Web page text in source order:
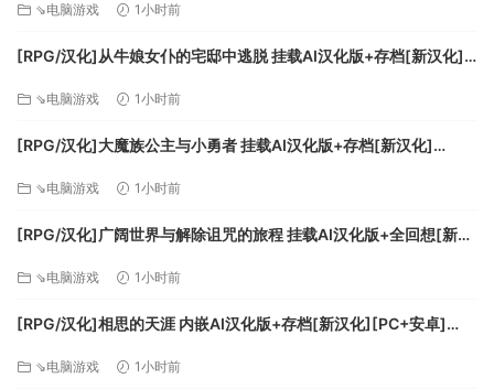
⇘电脑游戏 1小时前
[RPG/汉化]从牛娘女仆的宅邸中逃脱 挂载AI汉化版+存档[新汉化]
⇘电脑游戏 1小时前
[RPG/汉化]大魔族公主与小勇者 挂载AI汉化版+存档[新汉化]
⇘电脑游戏 1小时前
[RPG/汉化]广阔世界与解除诅咒的旅程 挂载AI汉化版+全回想[新汉
⇘电脑游戏 1小时前
[RPG/汉化]相思的天涯 内嵌AI汉化版+存档[新汉化][PC+安卓]
⇘电脑游戏 1小时前